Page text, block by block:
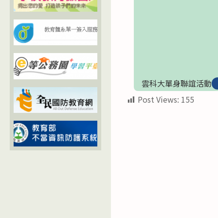
雲科大單身聯誼活動
Post Views: 155